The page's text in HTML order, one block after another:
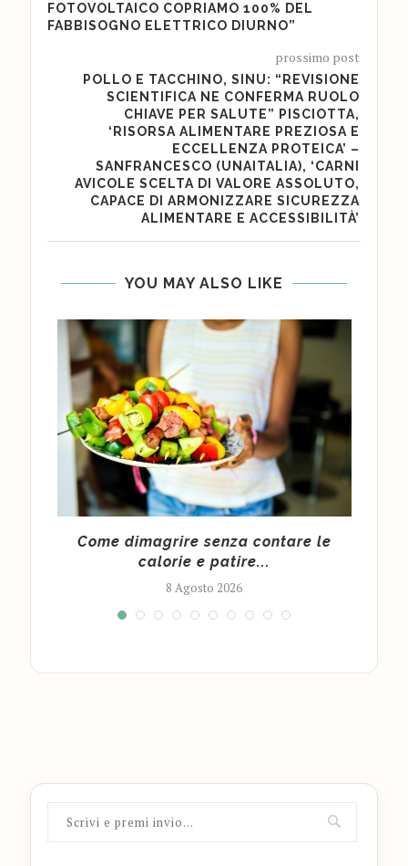
FOTOVOLTAICO COPRIAMO 100% DEL
FABBISOGNO ELETTRICO DIURNO”
prossimo post
POLLO E TACCHINO, SINU: “REVISIONE
SCIENTIFICA NE CONFERMA RUOLO
CHIAVE PER SALUTE” PISCIOTTA,
‘RISORSA ALIMENTARE PREZIOSA E
ECCELLENZA PROTEICA’ –
SANFRANCESCO (UNAITALIA), ‘CARNI
AVICOLE SCELTA DI VALORE ASSOLUTO,
CAPACE DI ARMONIZZARE SICUREZZA
ALIMENTARE E ACCESSIBILITÀ’
YOU MAY ALSO LIKE
Come dimagrire senza contare le
calorie e patire...
8 Agosto 2026